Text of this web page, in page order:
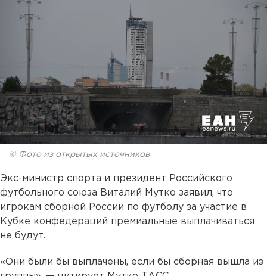
© Фото из открытых источников
Экс-министр спорта и президент Российского
футбольного союза Виталий Мутко заявил, что
игрокам сборной России по футболу за участие в
Кубке конфедераций премиальные выплачиваться
не будут.
«Они были бы выплачены, если бы сборная вышла из